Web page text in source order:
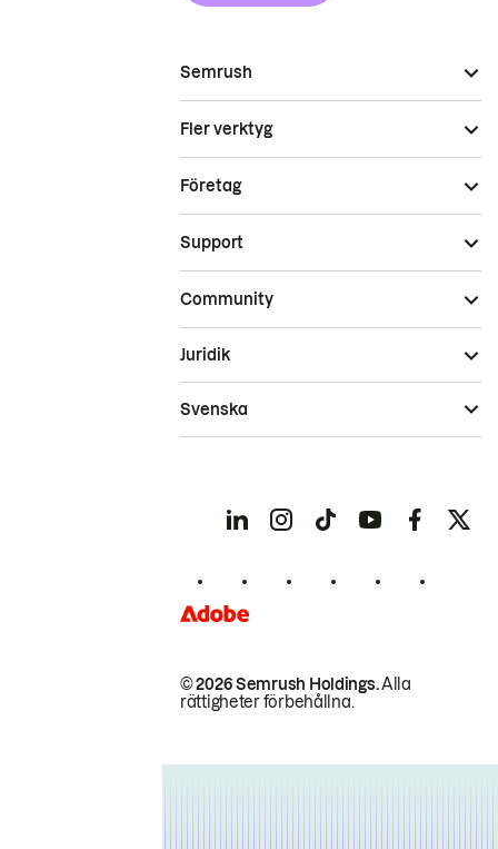
Semrush
Fler verktyg
Företag
Support
Community
© 2026 Semrush Holdings.Alla
rättigheter förbehållna.
Juridik
Svenska